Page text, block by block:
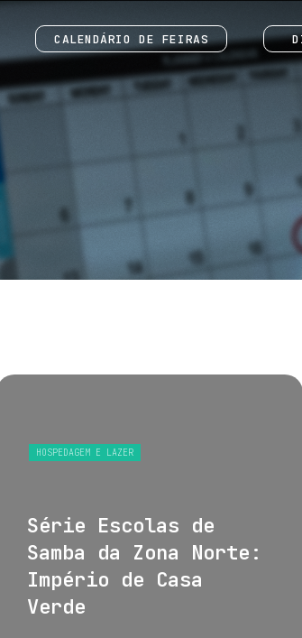
CALENDÁRIO DE FEIRAS
HOSPEDAGEM E LAZER
Série Escolas de
Samba da Zona Norte:
Império de Casa
Verde